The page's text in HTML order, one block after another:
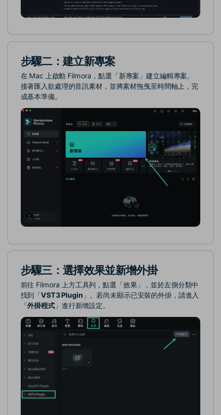
步驟二：建立新專案
在 Mac 上啟動 Filmora，點選「新專案」建立編輯專案。
接著匯入欲處理的音訊素材，並將素材拖曳至時間軸上，完
成基本準備。
步驟三：選擇效果並新增外掛
前往 Filmora 上方工具列，點選「效果」，並於左側分類中
找到「VST3 Plugin 」。若尚未顯示已安裝的外掛，請進入
「外掛程式」進行新增設定。